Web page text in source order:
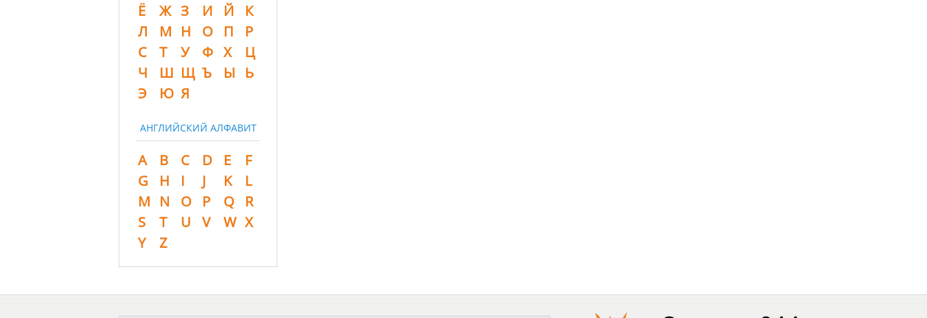
Ё
Ж З И Й
К
Л
М Н О П
Р
С
Т У Ф Х
Ц
Ч
Ш Щ Ъ Ы
Ь
Э
Ю Я
АНГЛИЙСКИЙ АЛФАВИТ
A B C D E
F
G
H I J K
L
M N O P Q
R
S
T U V W X
Y
Z